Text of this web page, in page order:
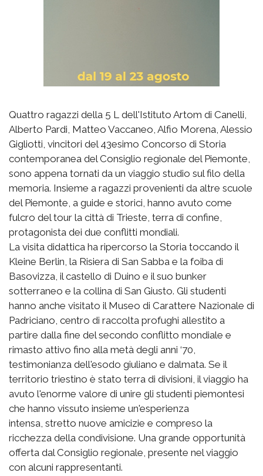
Quattro ragazzi della 5 L dell'Istituto Artom di Canelli,
Alberto Pardi, Matteo Vaccaneo, Alfio Morena, Alessio
Gigliotti, vincitori del 43esimo Concorso di Storia
contemporanea del Consiglio regionale del Piemonte,
sono appena tornati da un viaggio studio sul filo della
memoria. Insieme a ragazzi provenienti da altre scuole
del Piemonte, a guide e storici, hanno avuto come
fulcro del tour la città di Trieste, terra di confine,
protagonista dei due conflitti mondiali.
La visita didattica ha ripercorso la Storia toccando il
Kleine Berlin, la Risiera di San Sabba e la foiba di
Basovizza, il castello di Duino e il suo bunker
sotterraneo e la collina di San Giusto. Gli studenti
hanno anche visitato il Museo di Carattere Nazionale di
Padriciano, centro di raccolta profughi allestito a
partire dalla fine del secondo conflitto mondiale e
rimasto attivo fino alla metà degli anni ‘70,
testimonianza dell'esodo giuliano e dalmata. Se il
territorio triestino è stato terra di divisioni, il viaggio ha
avuto l'enorme valore di unire gli studenti piemontesi
che hanno vissuto insieme un'esperienza
intensa, stretto nuove amicizie e compreso la
ricchezza della condivisione. Una grande opportunità
offerta dal Consiglio regionale, presente nel viaggio
con alcuni rappresentanti.